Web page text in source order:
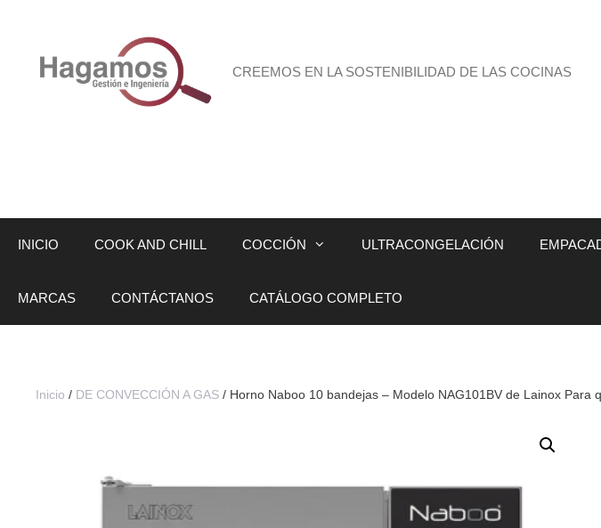
CREEMOS EN LA SOSTENIBILIDAD DE LAS COCINAS
INICIO COOK AND CHILL COCCIÓN ULTRACONGELACIÓN
MARCAS CONTÁCTANOS CATÁLOGO COMPLETO
Inicio / DE CONVECCIÓN A GAS / Horno Naboo 10 bandejas – Modelo NAG101BV de Lainox Para